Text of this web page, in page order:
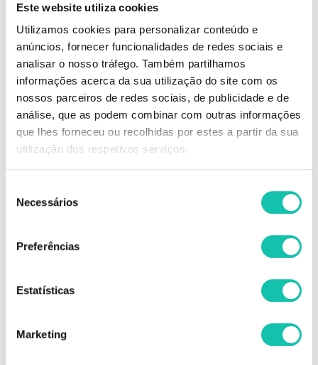
Este website utiliza cookies
Utilizamos cookies para personalizar conteúdo e
anúncios, fornecer funcionalidades de redes sociais e
analisar o nosso tráfego. Também partilhamos
informações acerca da sua utilização do site com os
nossos parceiros de redes sociais, de publicidade e de
análise, que as podem combinar com outras informações
que lhes forneceu ou recolhidas por estes a partir da sua
utilização dos respetivos serviços.
Necessários
Preferências
Estatísticas
Marketing
OPINIÕES
convencional de depilação/epilação. Uma solução bastante económica,
que permite epilar áreas grandes, como pernas e braços.
A cera para depilação, deverá ser aquecida de forma uniforme, numa
temperatura que não cause desconforto na pele. A sua aplicação facilita
imenso o trabalho do profissional, evitando o desgaste de limpar
resíduos de cera de espátulas ou superfícies. Com a quantidade ideal, as
recargas de cera eliminam qualquer problema relacionado com a
contaminação cruzada.
Uma cera com propriedades anti-inflamatórias e calmantes. O azuleno é
um componente com efeito calmante, indicado para todos os tipos de
Restaura a pele
Comprar Roll-on de cera DOLL DOLL MELHOR PREÇO | Comprar DOLL